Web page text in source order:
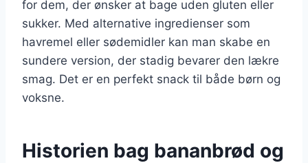
for dem, der ønsker at bage uden gluten eller
sukker. Med alternative ingredienser som
havremel eller sødemidler kan man skabe en
sundere version, der stadig bevarer den lækre
smag. Det er en perfekt snack til både børn og
voksne.
Historien bag bananbrød og